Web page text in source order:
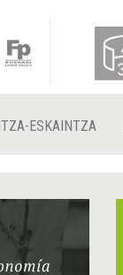
ESKAINTZA